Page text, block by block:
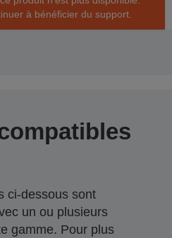
à bénéficier du support.
ci-dessous sont
un ou plusieurs
gamme. Pour plus